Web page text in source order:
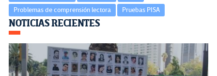
Problemas de comprensión lectora
Pruebas PISA
Navegación
de
entradas
NOTICIAS RECIENTES